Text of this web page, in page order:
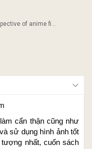
of anime fi...
cẩn thận cũng như
sử dụng hình ảnh tốt
nhất, cuốn sách